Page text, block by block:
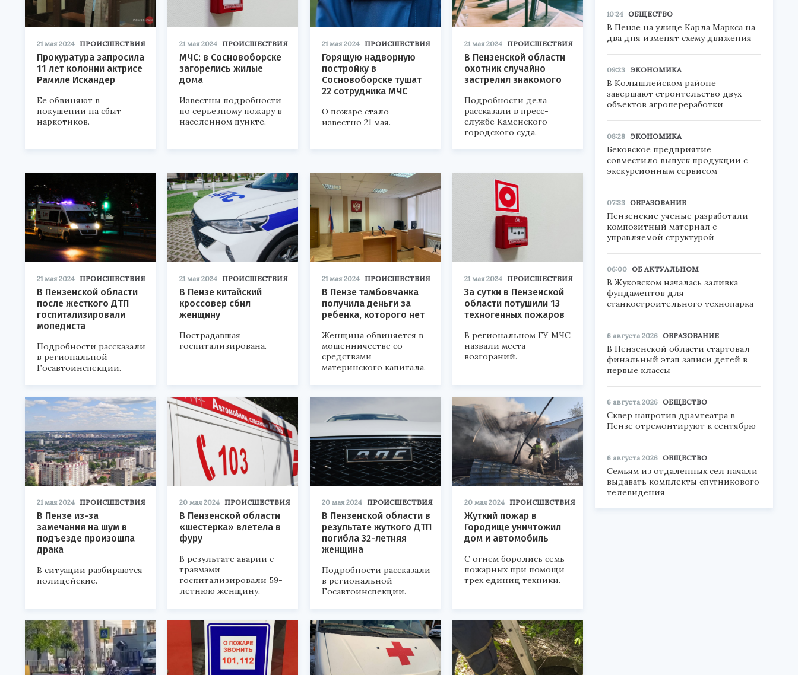
21 мая 2024 ПРОИСШЕСТВИЯ
Прокуратура запросила
11 лет колонии актрисе
Рамиле Искандер
Ее обвиняют в
покушении на сбыт
наркотиков.
21 мая 2024 ПРОИСШЕСТВИЯ
МЧС: в Сосновоборске
загорелись жилые
дома
Известны подробности
по серьезному пожару в
населенном пункте.
21 мая 2024 ПРОИСШЕСТВИЯ
Горящую надворную
постройку в
Сосновоборске тушат
22 сотрудника МЧС
О пожаре стало
известно 21 мая.
21 мая 2024 ПРОИСШЕСТВИЯ
В Пензенской области
охотник случайно
застрелил знакомого
Подробности дела
рассказали в пресс-
службе Каменского
городского суда.
21 мая 2024 ПРОИСШЕСТВИЯ
В Пензенской области
после жесткого ДТП
госпитализировали
мопедиста
Подробности рассказали
в региональной
Госавтоинспекции.
21 мая 2024 ПРОИСШЕСТВИЯ
В Пензе китайский
кроссовер сбил
женщину
Пострадавшая
госпитализирована.
21 мая 2024 ПРОИСШЕСТВИЯ
В Пензе тамбовчанка
получила деньги за
ребенка, которого нет
Женщина обвиняется в
мошенничестве со
средствами
материнского капитала.
21 мая 2024 ПРОИСШЕСТВИЯ
За сутки в Пензенской
области потушили 13
техногенных пожаров
В региональном ГУ МЧС
назвали места
возгораний.
21 мая 2024 ПРОИСШЕСТВИЯ
В Пензе из-за
замечания на шум в
подъезде произошла
драка
В ситуации разбираются
полицейские.
20 мая 2024 ПРОИСШЕСТВИЯ
В Пензенской области
«шестерка» влетела в
фуру
В результате аварии с
травмами
госпитализировали 59-
летнюю женщину.
20 мая 2024 ПРОИСШЕСТВИЯ
В Пензенской области в
результате жуткого ДТП
погибла 32-летняя
женщина
Подробности рассказали
в региональной
Госавтоинспекции.
20 мая 2024 ПРОИСШЕСТВИЯ
Жуткий пожар в
Городище уничтожил
дом и автомобиль
С огнем боролись семь
пожарных при помощи
трех единиц техники.
10:24 ОБЩЕСТВО
В Пензе на улице Карла Маркса на
два дня изменят схему движения
09:23 ЭКОНОМИКА
В Колышлейском районе
завершают строительство двух
объектов агропереработки
08:28 ЭКОНОМИКА
Бековское предприятие
совместило выпуск продукции с
экскурсионным сервисом
07:33 ОБРАЗОВАНИЕ
Пензенские ученые разработали
композитный материал с
управляемой структурой
06:00 ОБ АКТУАЛЬНОМ
В Жуковском началась заливка
фундаментов для
станкостроительного технопарка
6 августа 2026 ОБРАЗОВАНИЕ
В Пензенской области стартовал
финальный этап записи детей в
первые классы
6 августа 2026 ОБЩЕСТВО
Сквер напротив драмтеатра в
Пензе отремонтируют к сентябрю
6 августа 2026 ОБЩЕСТВО
Семьям из отдаленных сел начали
выдавать комплекты спутникового
телевидения